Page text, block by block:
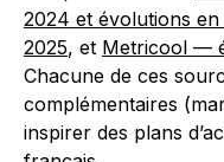
2024 et évolutions en
2025, et Metricool —
Chacune de ces
complémentaires
inspirer des plans